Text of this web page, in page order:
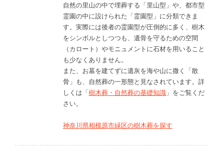
自然の里山の中で埋葬する「里山型」や、都市型
霊園の中に設けられた「霊園型」に分類できま
す。実際には後者の霊園型が圧倒的に多く、樹木
をシンボルとしつつも、遺骨を守るための空間
（カロート）やモニュメントに石材を用いること
も少なくありません。
また、お墓を建てずに遺灰を海や山に撒く「散
骨」も、自然葬の一形態と見なされています。詳
しくは「樹木葬・自然葬の基礎知識 」をご覧くだ
さい。
神奈川県相模原市緑区の樹木葬を探す